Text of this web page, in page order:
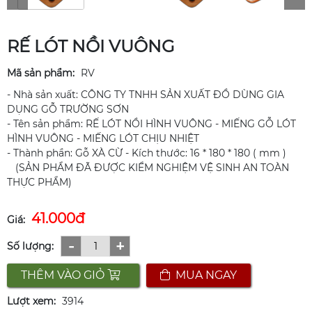
RẾ LÓT NỒI VUÔNG
Mã sản phẩm: RV
- Nhà sản xuất: CÔNG TY TNHH SẢN XUẤT ĐỒ DÙNG GIA
DỤNG GỖ TRƯỜNG SƠN
- Tên sản phẩm: RẾ LÓT NỒI HÌNH VUÔNG - MIẾNG GỖ LÓT
HÌNH VUÔNG - MIẾNG LÓT CHỊU NHIỆT
- Thành phần: Gỗ XÀ CỪ - Kích thước: 16 * 180 * 180 ( mm )
(SẢN PHẨM ĐÃ ĐƯỢC KIỂM NGHIỆM VỆ SINH AN TOÀN
THỰC PHẨM)
Giá: 41.000đ
Số lượng: - +
THÊM VÀO GIỎ MUA NGAY
Lượt xem: 3914